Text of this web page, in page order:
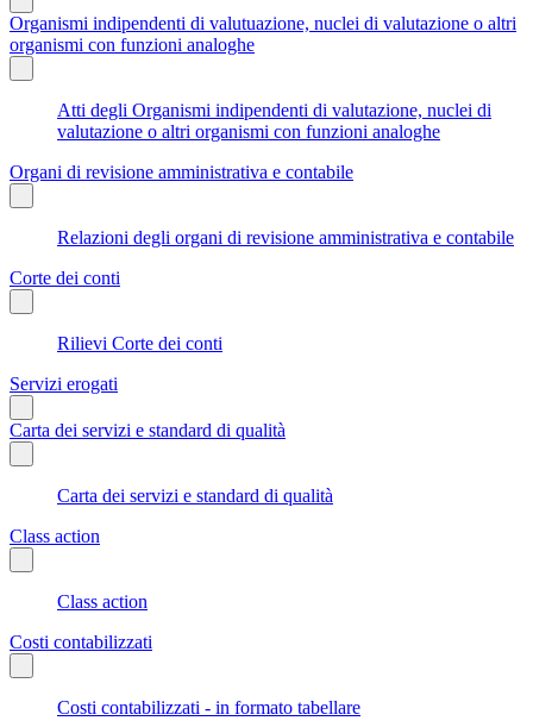
Organismi indipendenti di valutuazione, nuclei di valutazione o altri
organismi con funzioni analoghe
Atti degli Organismi indipendenti di valutazione, nuclei di
valutazione o altri organismi con funzioni analoghe
Organi di revisione amministrativa e contabile
Relazioni degli organi di revisione amministrativa e contabile
Corte dei conti
Rilievi Corte dei conti
Servizi erogati
Carta dei servizi e standard di qualità
Carta dei servizi e standard di qualità
Class action
Class action
Costi contabilizzati
Costi contabilizzati - in formato tabellare